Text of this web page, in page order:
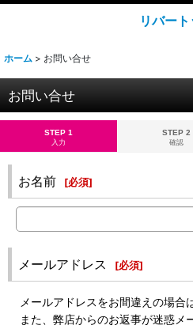
リバー
ホーム > お問い合せ
お問い合せ
STEP 1
入力
STEP 2
確認
お名前 [必須]
メールアドレス [必須]
メールアドレスをお間違えの場合
また、弊店からのお返事が迷惑メ